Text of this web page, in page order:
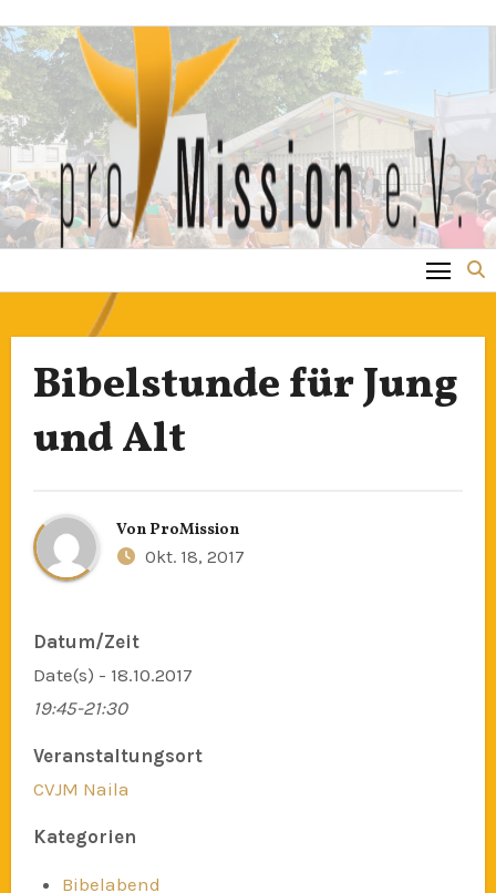
Inhalt
springen
Bibelstunde für Jung
und Alt
Von ProMission
Okt. 18, 2017
Datum/Zeit
Date(s) - 18.10.2017
19:45-21:30
Veranstaltungsort
CVJM Naila
Kategorien
Bibelabend